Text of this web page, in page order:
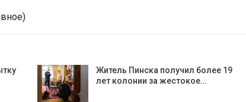
Житель Пинска получил более 19
лет колонии за жестокое…